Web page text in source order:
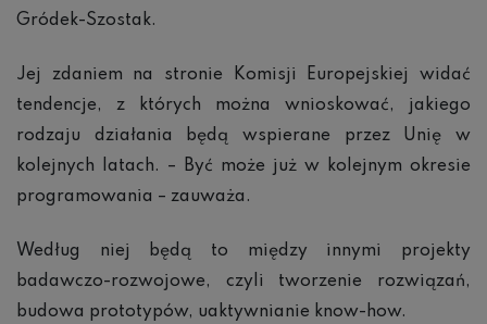
Gródek-Szostak.
Jej zdaniem na stronie Komisji Europejskiej widać
tendencje, z których można wnioskować, jakiego
rodzaju działania będą wspierane przez Unię w
kolejnych latach. – Być może już w kolejnym okresie
programowania – zauważa.
Według niej będą to między innymi projekty
badawczo-rozwojowe, czyli tworzenie rozwiązań,
budowa prototypów, uaktywnianie know-how.